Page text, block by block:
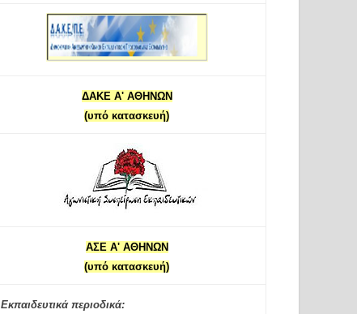
ΔΑΚΕ Α' ΑΘΗΝΩΝ
(υπό κατασκευή)
ΑΣΕ Α' ΑΘΗΝΩΝ
(υπό κατασκευή)
Εκπαιδευτικά περιοδικά: